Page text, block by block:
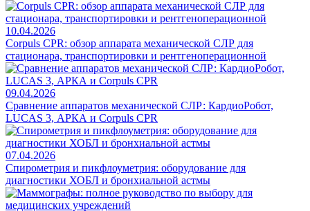
10.04.2026
Corpuls CPR: обзор аппарата механической СЛР для
стационара, транспортировки и рентгеноперационной
09.04.2026
Сравнение аппаратов механической СЛР: КардиоРобот,
LUCAS 3, АРКА и Corpuls CPR
07.04.2026
Спирометрия и пикфлоуметрия: оборудование для
диагностики ХОБЛ и бронхиальной астмы